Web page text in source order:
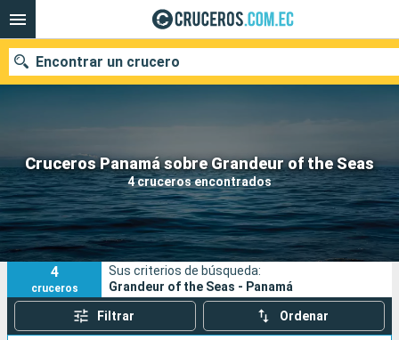
Cruceros Panamá sobre Grandeur of the Seas
4 cruceros encontrados
Encontrar un crucero
Nuestros destinos
Fecha de salida
Puertos Compañías
Buscar
4
cruceros
Sus criterios de búsqueda:
Grandeur of the Seas - Panamá
Filtrar Ordenar